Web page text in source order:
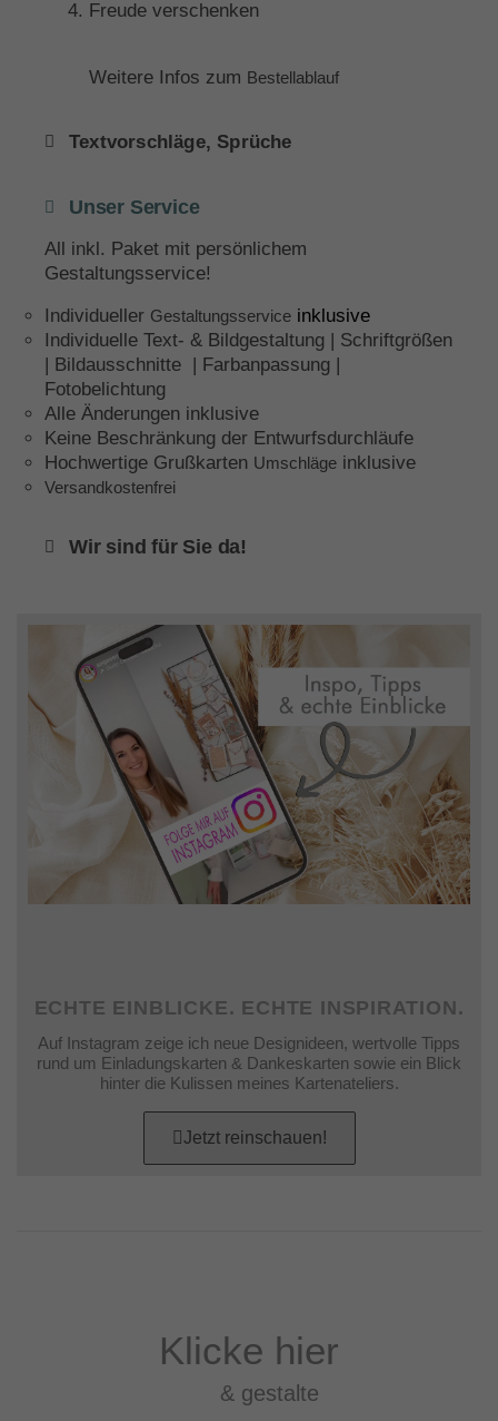
Freude verschenken
Weitere Infos zum Bestellablauf
Textvorschläge, Sprüche
Unser Service
All inkl. Paket mit persönlichem
Gestaltungsservice!
Individueller Gestaltungsservice inklusive
Individuelle Text- & Bildgestaltung | Schriftgrößen
| Bildausschnitte | Farbanpassung |
Fotobelichtung
Alle Änderungen inklusive
Keine Beschränkung der Entwurfsdurchläufe
Hochwertige Grußkarten Umschläge inklusive
Versandkostenfrei
Wir sind für Sie da!
ECHTE EINBLICKE. ECHTE INSPIRATION.
Auf Instagram zeige ich neue Designideen, wertvolle Tipps
rund um Einladungskarten & Dankeskarten sowie ein Blick
hinter die Kulissen meines Kartenateliers.
Jetzt reinschauen!
Klicke hier
& gestalte